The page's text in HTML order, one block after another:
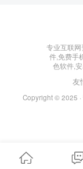
专业互联
件,免费手
色软件,
友
Copyright © 2025 ·